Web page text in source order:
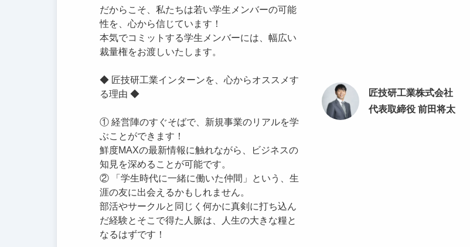
匠技研工業株式会社
代表取締役 前田将太
だからこそ、私たちは若い学生メンバーの可能
性を、心から信じています！
本気でコミットする学生メンバーには、幅広い
裁量権をお渡しいたします。
◆ 匠技研工業インターンを、心からオススメす
る理由 ◆
① 経営陣のすぐそばで、新規事業のリアルを学
ぶことができます！
鮮度MAXの最新情報に触れながら、ビジネスの
知見を深めることが可能です。
② 「学生時代に一緒に働いた仲間」という、生
涯の友に出会えるかもしれません。
部活やサークルと同じく何かに真剣に打ち込ん
だ経験とそこで得た人脈は、人生の大きな糧と
なるはずです！